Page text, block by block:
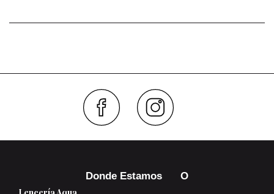
Donde Estamos